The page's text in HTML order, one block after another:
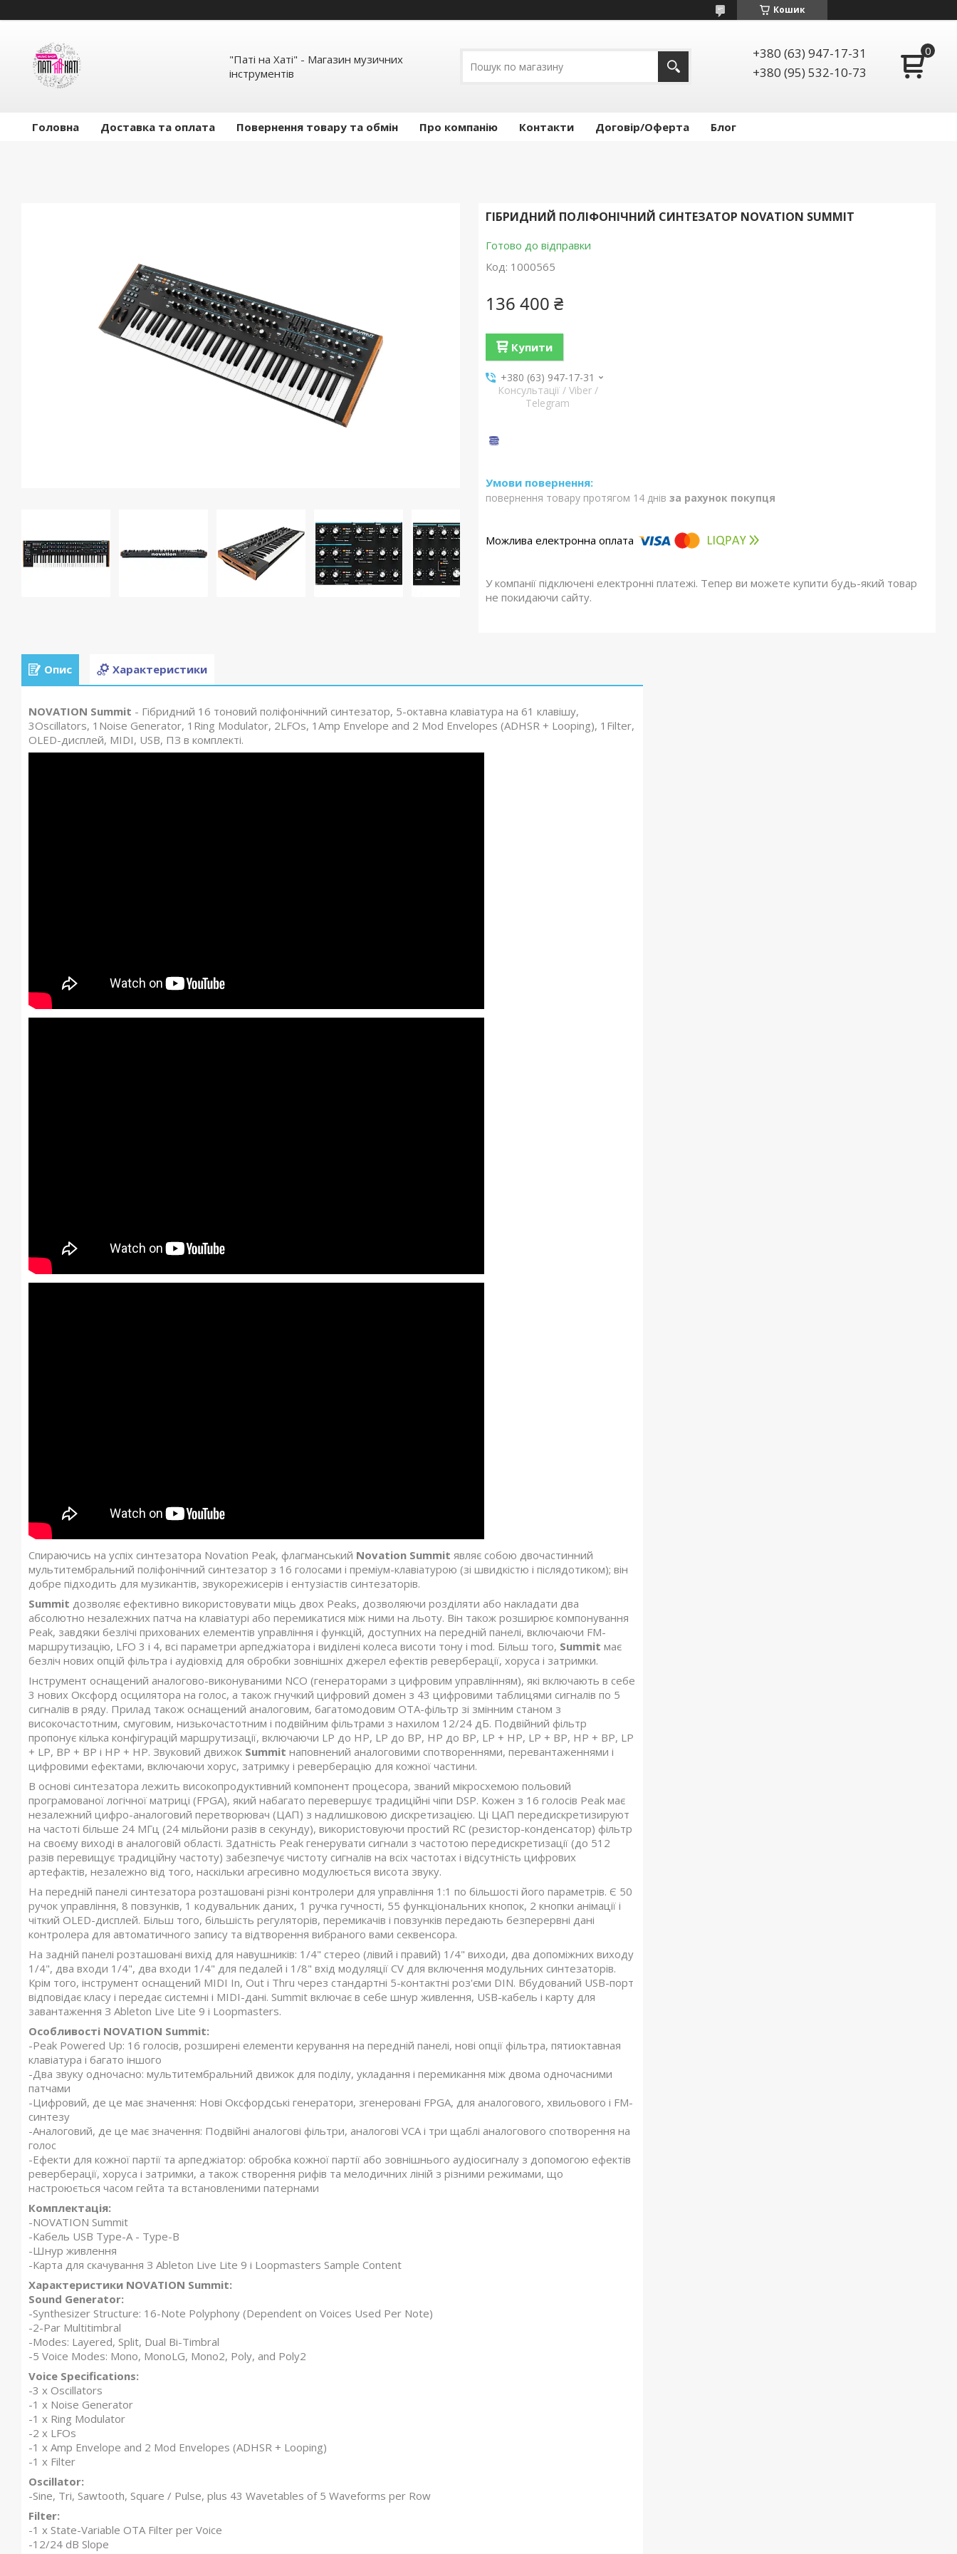
Кошик
"Паті на Хаті" - Магазин музичних
інструментів
+380 (63) 947-17-31
+380 (95) 532-10-73
Головна Доставка та оплата Повернення товару та обмін Про компанію Контакти Договір/Оферта Блог
ГІБРИДНИЙ ПОЛІФОНІЧНИЙ СИНТЕЗАТОР NOVATION SUMMIT
Готово до відправки
Код: 1000565
136 400 ₴
Купити
+380 (63) 947-17-31
Консультації / Viber /
Telegram
повернення товару протягом 14 днів за рахунок покупця
У компанії підключені електронні платежі. Тепер ви можете купити будь-який товар
не покидаючи сайту.
Опис Характеристики
NOVATION Summit - Гібридний 16 тоновий поліфонічний синтезатор, 5-октавна клавіатура на 61 клавішу,
3Oscillators, 1Noise Generator, 1Ring Modulator, 2LFOs, 1Amp Envelope and 2 Mod Envelopes (ADHSR + Looping), 1Filter,
OLED-дисплей, MIDI, USB, ПЗ в комплекті.
Спираючись на успіх синтезатора Novation Peak, флагманський Novation Summit являє собою двочастинний
мультитембральний поліфонічний синтезатор з 16 голосами і преміум-клавіатурою (зі швидкістю і післядотиком); він
добре підходить для музикантів, звукорежисерів і ентузіастів синтезаторів.
Summit дозволяє ефективно використовувати міць двох Peaks, дозволяючи розділяти або накладати два
абсолютно незалежних патча на клавіатурі або перемикатися між ними на льоту. Він також розширює компонування
Peak, завдяки безлічі прихованих елементів управління і функцій, доступних на передній панелі, включаючи FM-
маршрутизацію, LFO 3 і 4, всі параметри арпеджіатора і виділені колеса висоти тону і mod. Більш того, Summit має
безліч нових опцій фільтра і аудіовхід для обробки зовнішніх джерел ефектів реверберації, хоруса і затримки.
Інструмент оснащений аналогово-виконуваними NCO (генераторами з цифровим управлінням), які включають в себе
3 нових Оксфорд осцилятора на голос, а також гнучкий цифровий домен з 43 цифровими таблицями сигналів по 5
сигналів в ряду. Прилад також оснащений аналоговим, багатомодовим ОТА-фільтр зі змінним станом з
високочастотним, смуговим, низькочастотним і подвійним фільтрами з нахилом 12/24 дБ. Подвійний фільтр
пропонує кілька конфігурацій маршрутизації, включаючи LP до HP, LP до BP, HP до BP, LP + HP, LP + BP, HP + BP, LP
+ LP, BP + BP і HP + HP. Звуковий движок Summit наповнений аналоговими спотвореннями, перевантаженнями і
цифровими ефектами, включаючи хорус, затримку і реверберацію для кожної частини.
В основі синтезатора лежить високопродуктивний компонент процесора, званий мікросхемою польовий
програмованої логічної матриці (FPGA), який набагато перевершує традиційні чіпи DSP. Кожен з 16 голосів Peak має
незалежний цифро-аналоговий перетворювач (ЦАП) з надлишковою дискретизацією. Ці ЦАП передискретизируют
на частоті більше 24 МГц (24 мільйони разів в секунду), використовуючи простий RC (резистор-конденсатор) фільтр
на своєму виході в аналоговій області. Здатність Peak генерувати сигнали з частотою передискретизації (до 512
разів перевищує традиційну частоту) забезпечує чистоту сигналів на всіх частотах і відсутність цифрових
артефактів, незалежно від того, наскільки агресивно модулюється висота звуку.
На передній панелі синтезатора розташовані різні контролери для управління 1:1 по більшості його параметрів. Є 50
ручок управління, 8 повзунків, 1 кодувальник даних, 1 ручка гучності, 55 функціональних кнопок, 2 кнопки анімації і
чіткий OLED-дисплей. Більш того, більшість регуляторів, перемикачів і повзунків передають безперервні дані
контролера для автоматичного запису та відтворення вибраного вами секвенсора.
На задній панелі розташовані вихід для навушників: 1/4" стерео (лівий і правий) 1/4" виходи, два допоміжних виходу
1/4", два входи 1/4", два входи 1/4" для педалей і 1/8" вхід модуляції CV для включення модульних синтезаторів.
Крім того, інструмент оснащений MIDI In, Out і Thru через стандартні 5-контактні роз'єми DIN. Вбудований USB-порт
відповідає класу і передає системні і MIDI-дані. Summit включає в себе шнур живлення, USB-кабель і карту для
завантаження З Ableton Live Lite 9 і Loopmasters.
Особливості NOVATION Summit:
-Peak Powered Up: 16 голосів, розширені елементи керування на передній панелі, нові опції фільтра, пятиоктавная
клавіатура і багато іншого
-Два звуку одночасно: мультитембральний движок для поділу, укладання і перемикання між двома одночасними
патчами
-Цифровий, де це має значення: Нові Оксфордські генератори, згенеровані FPGA, для аналогового, хвильового і FM-
синтезу
-Аналоговий, де це має значення: Подвійні аналогові фільтри, аналогові VCA і три щаблі аналогового спотворення на
голос
-Ефекти для кожної партії та арпеджіатор: обробка кожної партії або зовнішнього аудіосигналу з допомогою ефектів
реверберації, хоруса і затримки, а також створення рифів та мелодичних ліній з різними режимами, що
настроюється часом гейта та встановленими патернами
Комплектація:
-NOVATION Summit
-Кабель USB Type-A - Type-B
-Шнур живлення
-Карта для скачування З Ableton Live Lite 9 і Loopmasters Sample Content
Характеристики NOVATION Summit:
Sound Generator:
-Synthesizer Structure: 16-Note Polyphony (Dependent on Voices Used Per Note)
-2-Par Multitimbral
-Modes: Layered, Split, Dual Bi-Timbral
-5 Voice Modes: Mono, MonoLG, Mono2, Poly, and Poly2
Voice Specifications:
-3 x Oscillators
-1 x Noise Generator
-1 x Ring Modulator
-2 x LFOs
-1 x Amp Envelope and 2 Mod Envelopes (ADHSR + Looping)
-1 x Filter
Oscillator:
-Sine, Tri, Sawtooth, Square / Pulse, plus 43 Wavetables of 5 Waveforms per Row
Filter:
-1 x State-Variable OTA Filter per Voice
-12/24 dB Slope